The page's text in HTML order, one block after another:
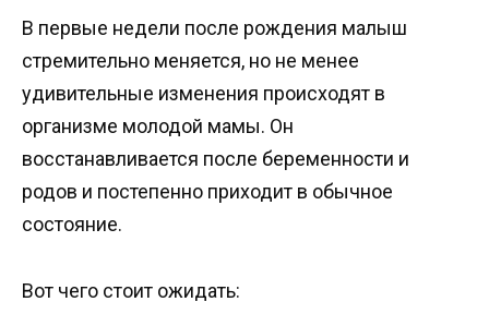
В первые недели после рождения малыш
стремительно меняется, но не менее
удивительные изменения происходят в
организме молодой мамы. Он
восстанавливается после беременности и
родов и постепенно приходит в обычное
состояние.
Вот чего стоит ожидать: